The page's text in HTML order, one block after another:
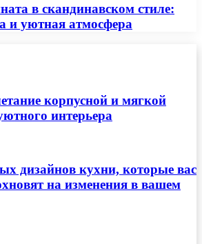
в скандинавском стиле:
и уютная атмосфера
корпусной и мягкой
интерьера
дизайнов кухни, которые вас
на изменения в вашем